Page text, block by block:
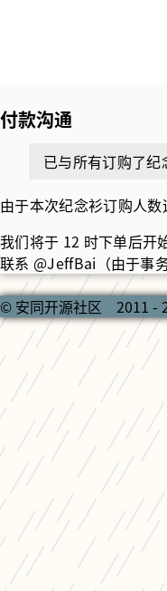
付款沟通
已与所有订购了
由于本次纪念衫订购人
我们将于 12 时下单后开
联系 @JeffBai（由于事
© 安同开源社区 2011 -